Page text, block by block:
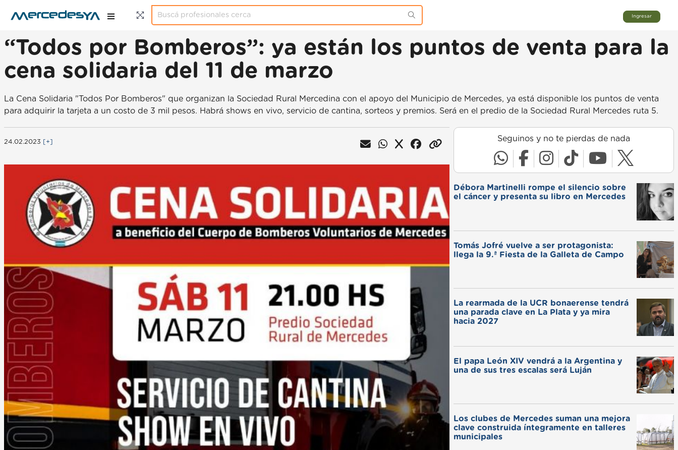
Ingresar
“Todos por Bomberos”: ya están los puntos de venta para la
cena solidaria del 11 de marzo
La Cena Solidaria "Todos Por Bomberos" que organizan la Sociedad Rural Mercedina con el apoyo del Municipio de Mercedes, ya está disponible los puntos de venta
para adquirir la tarjeta a un costo de 3 mil pesos. Habrá shows en vivo, servicio de cantina, sorteos y premios. Será en el predio de la Sociedad Rural Mercedes ruta 5.
24.02.2023 [+] Seguinos y no te pierdas de nada
Débora Martinelli rompe el silencio sobre
el cáncer y presenta su libro en Mercedes
Tomás Jofré vuelve a ser protagonista:
llega la 9.ª Fiesta de la Galleta de Campo
La rearmada de la UCR bonaerense tendrá
una parada clave en La Plata y ya mira
hacia 2027
El papa León XIV vendrá a la Argentina y
una de sus tres escalas será Luján
Los clubes de Mercedes suman una mejora
clave construida íntegramente en talleres
municipales